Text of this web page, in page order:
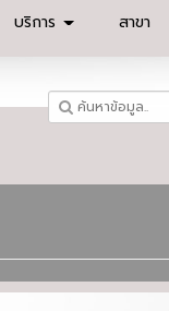
บริการ สาขา